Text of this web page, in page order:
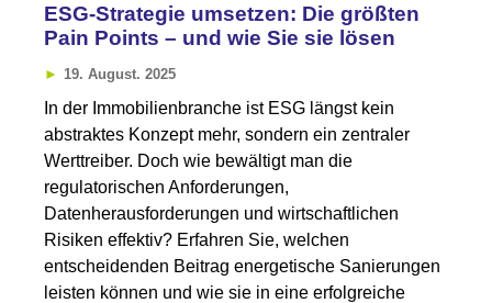
ESG-Strategie umsetzen: Die größten
Pain Points – und wie Sie sie lösen
19. August. 2025
In der Immobilienbranche ist ESG längst kein
abstraktes Konzept mehr, sondern ein zentraler
Werttreiber. Doch wie bewältigt man die
regulatorischen Anforderungen,
Datenherausforderungen und wirtschaftlichen
Risiken effektiv? Erfahren Sie, welchen
entscheidenden Beitrag energetische Sanierungen
leisten können und wie sie in eine erfolgreiche